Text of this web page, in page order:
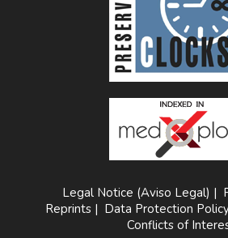
Legal Notice (Aviso Legal) |
Reprints | Data Protection
Conflicts of